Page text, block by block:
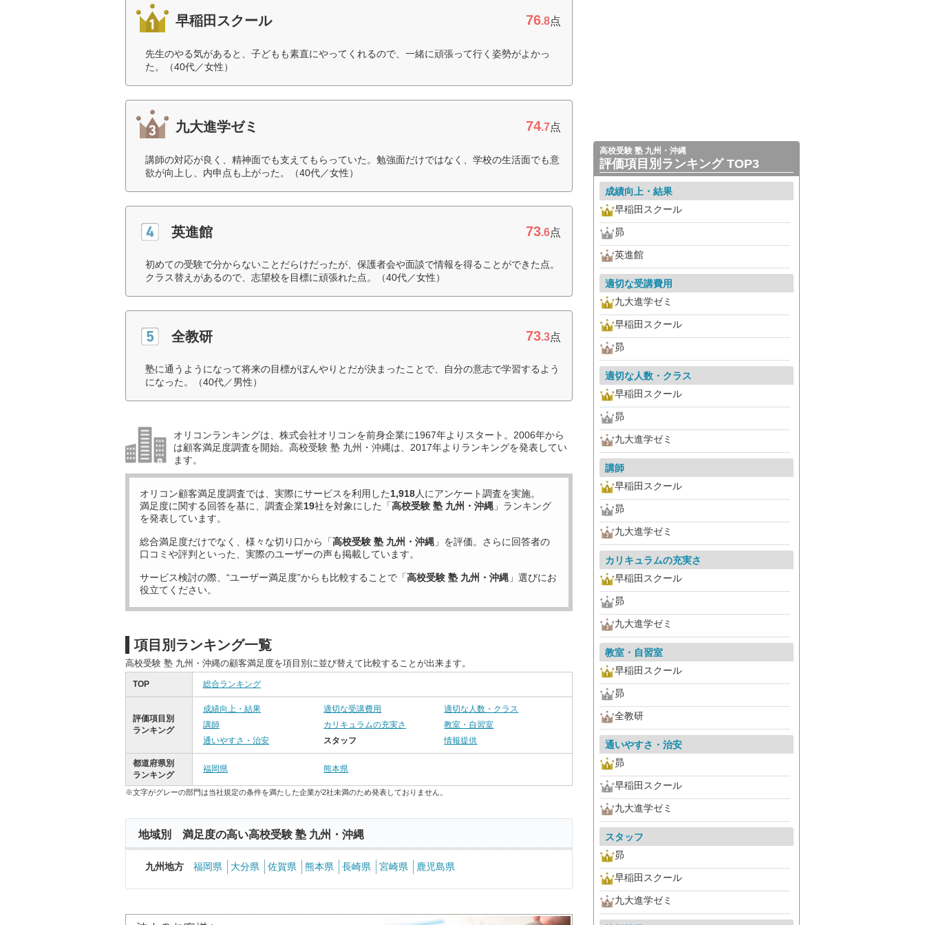
早稲田スクール 76.8点
先生のやる気があると、子どもも素直にやってくれるので、一緒に頑張って行く姿勢がよかっ
た。（40代／女性）
九大進学ゼミ 74.7点
講師の対応が良く、精神面でも支えてもらっていた。勉強面だけではなく、学校の生活面でも意
欲が向上し、内申点も上がった。（40代／女性）
英進館 73.6点
初めての受験で分からないことだらけだったが、保護者会や面談で情報を得ることができた点。
クラス替えがあるので、志望校を目標に頑張れた点。（40代／女性）
全教研 73.3点
塾に通うようになって将来の目標がぼんやりとだが決まったことで、自分の意志で学習するよう
になった。（40代／男性）
オリコンランキングは、株式会社オリコンを前身企業に1967年よりスタート。2006年から
は顧客満足度調査を開始。高校受験 塾 九州・沖縄は、2017年よりランキングを発表してい
ます。
オリコン顧客満足度調査では、実際にサービスを利用した1,918人にアンケート調査を実施。
満足度に関する回答を基に、調査企業19社を対象にした「高校受験 塾 九州・沖縄 」ランキング
を発表しています。
総合満足度だけでなく、様々な切り口から「高校受験 塾 九州・沖縄 」を評価。さらに回答者の
口コミや評判といった、実際のユーザーの声も掲載しています。
サービス検討の際、“ユーザー満足度”からも比較することで「高校受験 塾 九州・沖縄 」選びにお
役立てください。
項目別ランキング一覧
高校受験 塾 九州・沖縄の顧客満足度を項目別に並び替えて比較することが出来ます。
TOP 総合ランキング
評価項目別
ランキング
成績向上・結果 適切な受講費用
適切な人数・クラス
講師
カリキュラムの充実さ
教室・自習室
通いやすさ・治安
スタッフ 情報提供
都道府県別
ランキング
福岡県 熊本県
※文字がグレーの部門は当社規定の条件を満たした企業が2社未満のため発表しておりません。
地域別 満足度の高い高校受験 塾 九州・沖縄
九州地方 福岡県 大分県 佐賀県 熊本県 長崎県 宮崎県 鹿児島県
高校受験 塾 九州・沖縄
評価項目別ランキング TOP3
成績向上・結果
早稲田スクール
昴
英進館
適切な受講費用
九大進学ゼミ
早稲田スクール
昴
適切な人数・クラス
早稲田スクール
昴
九大進学ゼミ
講師
早稲田スクール
昴
九大進学ゼミ
カリキュラムの充実さ
早稲田スクール
昴
九大進学ゼミ
教室・自習室
早稲田スクール
昴
全教研
通いやすさ・治安
昴
早稲田スクール
九大進学ゼミ
スタッフ
昴
早稲田スクール
九大進学ゼミ